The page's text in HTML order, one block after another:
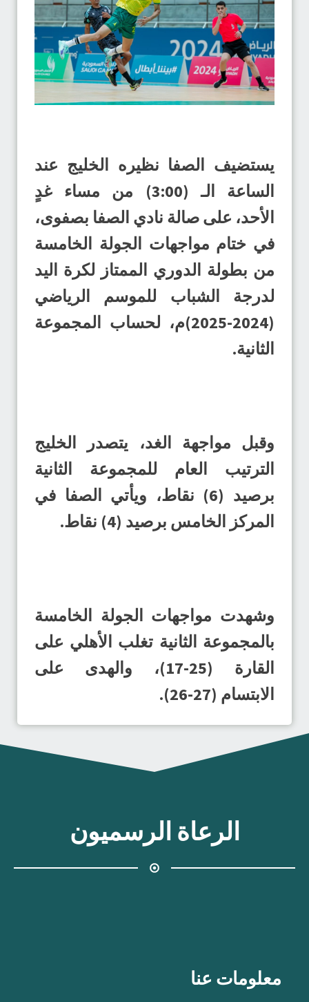
يستضيف الصفا نظيره الخليج عند
الساعة الـ (3:00) من مساء غدٍ
الأحد، على صالة نادي الصفا بصفوى،
في ختام مواجهات الجولة الخامسة
من بطولة الدوري الممتاز لكرة اليد
لدرجة الشباب للموسم الرياضي
(2024-2025)م، لحساب المجموعة
الثانية.
وقبل مواجهة الغد، يتصدر الخليج
الترتيب العام للمجموعة الثانية
برصيد (6) نقاط، ويأتي الصفا في
المركز الخامس برصيد (4) نقاط.
وشهدت مواجهات الجولة الخامسة
بالمجموعة الثانية تغلب الأهلي على
القارة (25-17)، والهدى على
الابتسام (27-26).
الرعاة الرسميون
معلومات عنا